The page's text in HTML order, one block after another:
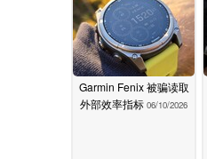
Garmin Fenix 被骗读取
外部效率指标 06/10/2026